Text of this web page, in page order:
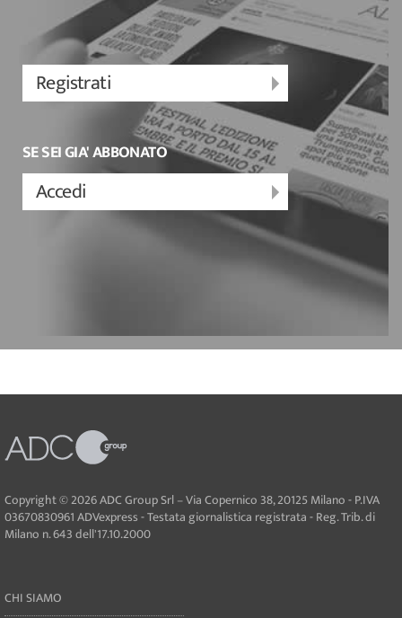
Registrati
SE SEI GIA' ABBONATO
Accedi
Copyright © 2026 ADC Group Srl – Via Copernico 38, 20125 Milano - P.IVA
03670830961 ADVexpress - Testata giornalistica registrata - Reg. Trib. di
Milano n. 643 dell'17.10.2000
CHI SIAMO